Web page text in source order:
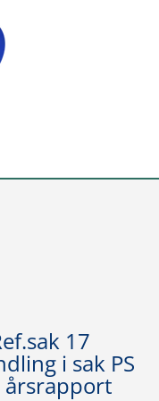
17
i sak PS
årsrapport